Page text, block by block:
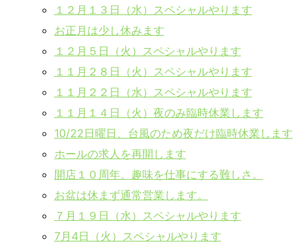
１２月１３日（水）スペシャルやります
お正月は少し休みます
１２月５日（火）スペシャルやります
１１月２８日（火）スペシャルやります
１１月２２日（水）スペシャルやります
１１月１４日（火）夜のみ臨時休業します
10/22日曜日、台風のため夜だけ臨時休業します
ホールの求人を再開します
開店１０周年。趣味を仕事にする難しさ。
お盆は休まず通常営業します。
７月１９日（水）スペシャルやります
7月4日（火）スペシャルやります